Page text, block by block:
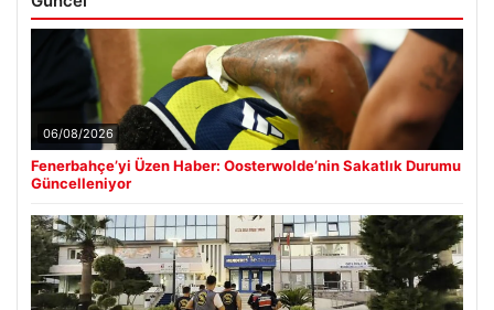
06/08/2026
Fenerbahçe’yi Üzen Haber: Oosterwolde’nin Sakatlık Durumu
Güncelleniyor